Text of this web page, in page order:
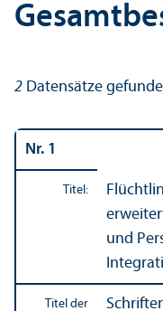
2 Datensätze
Nr. 1
Titel:
und
Titel der